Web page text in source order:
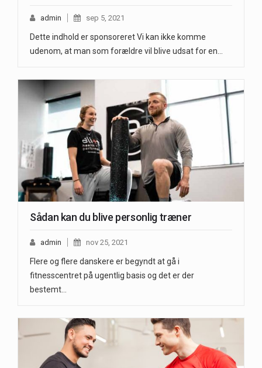
admin sep 5, 2021
Dette indhold er sponsoreret Vi kan ikke komme
udenom, at man som forældre vil blive udsat for en…
Sådan kan du blive personlig træner
admin nov 25, 2021
Flere og flere danskere er begyndt at gå i
fitnesscentret på ugentlig basis og det er der
bestemt…